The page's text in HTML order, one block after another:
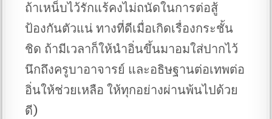
ถ้าเหน็บไว้รักแร้คงไม่ถนัดในการต่อสู้
ป้องกันตัวแน่ ทางที่ดีเมื่อเกิดเรื่องกระชั้น
ชิด ถ้ามีเวลาก็ให้นำอิ่นขึ้นมาอมใส่ปากไว้
นึกถึงครูบาอาจารย์ และอธิษฐานต่อเทพต่อ
อิ่นให้ช่วยเหลือ ให้ทุกอย่างผ่านพ้นไปด้วย
ดี)